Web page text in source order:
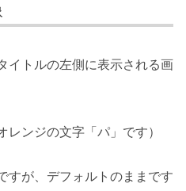
イトルの左側に表示される画
レンジの文字「パ」です）
すが、デフォルトのままです